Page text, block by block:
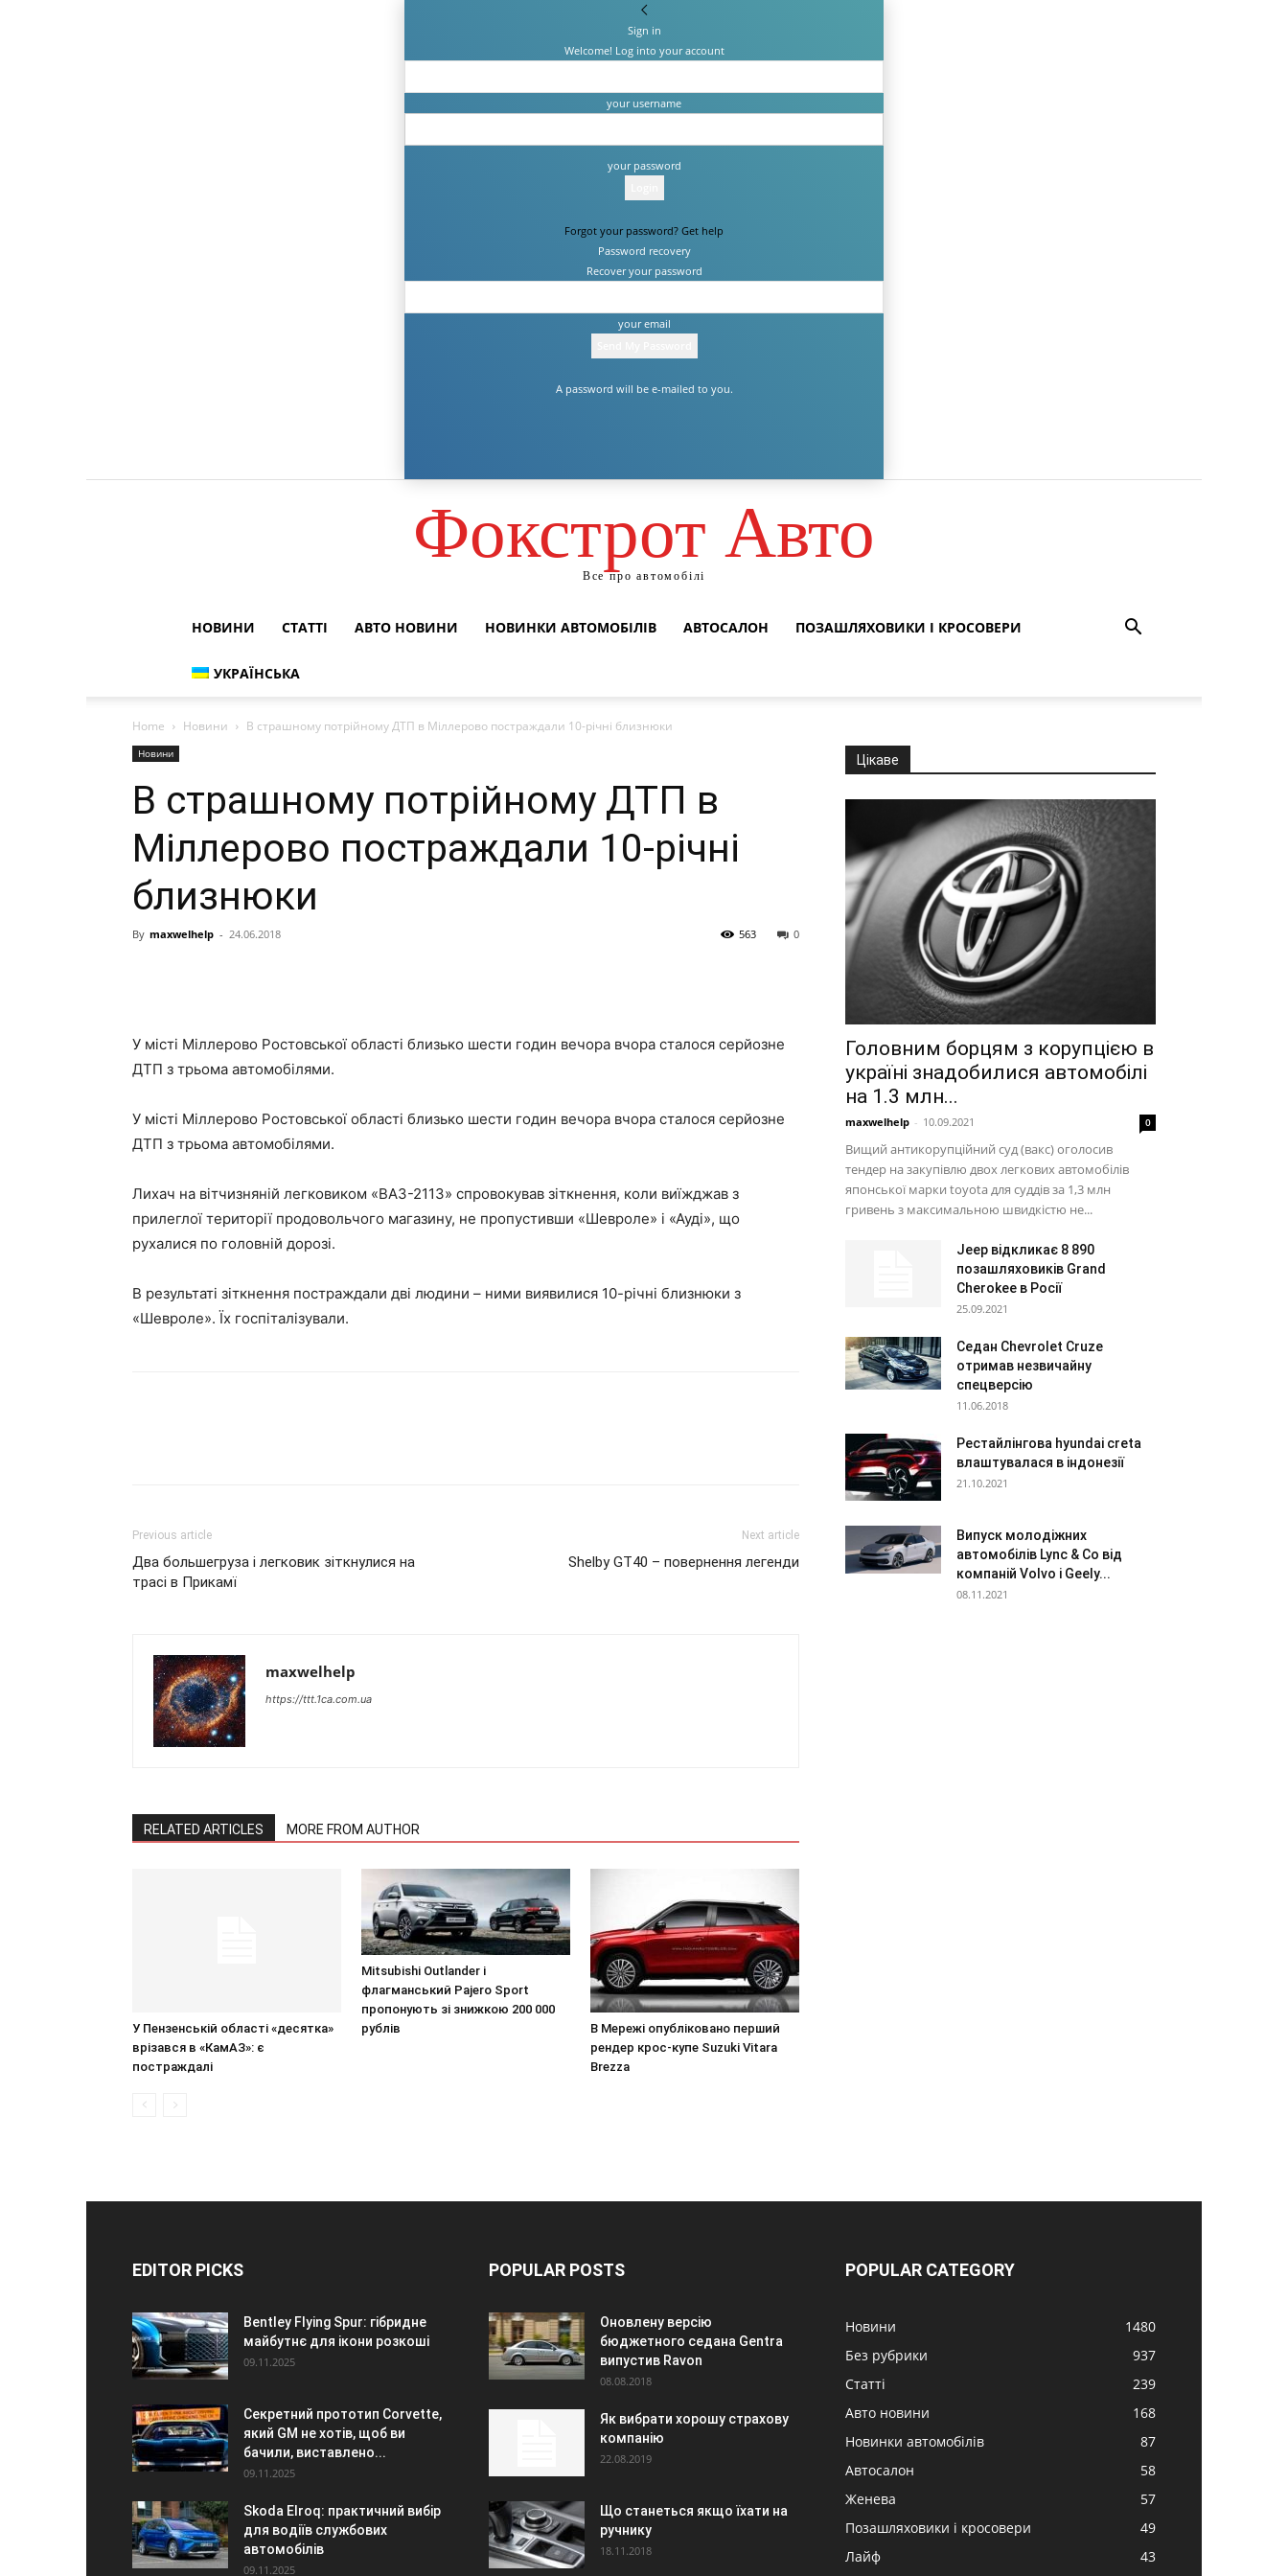
Sign in
Welcome! Log into your account
your username
your password
Forgot your password? Get help
Password recovery
Recover your password
your email
A password will be e-mailed to you.
Фокстрот Авто
Все про автомобілі
НОВИНИ СТАТТІ АВТО НОВИНИ НОВИНКИ АВТОМОБІЛІВ АВТОСАЛОН ПОЗАШЛЯХОВИКИ І КРОСОВЕРИ
УКРАЇНСЬКА
Home Новини В страшному потрійному ДТП в Міллерово постраждали 10-річні близнюки
Новини
В страшному потрійному ДТП в
Міллерово постраждали 10-річні
близнюки
By maxwelhelp - 24.06.2018 0
563
У місті Міллерово Ростовської області близько шести годин вечора вчора сталося серйозне
ДТП з трьома автомобілями.
У місті Міллерово Ростовської області близько шести годин вечора вчора сталося серйозне
ДТП з трьома автомобілями.
Лихач на вітчизняній легковиком «ВАЗ-2113» спровокував зіткнення, коли виїжджав з
прилеглої території продовольчого магазину, не пропустивши «Шевроле» і «Ауді», що
рухалися по головній дорозі.
В результаті зіткнення постраждали дві людини – ними виявилися 10-річні близнюки з
«Шевроле». Їх госпіталізували.
Previous article
Два большегруза і легковик зіткнулися на
трасі в Прикамї
Next article
Shelby GT40 – повернення легенди
maxwelhelp
https://ttt.1ca.com.ua
RELATED ARTICLES MORE FROM AUTHOR
У Пензенській області «десятка»
врізався в «КамАЗ»: є
постраждалі
Mitsubishi Outlander і
флагманський Pajero Sport
пропонують зі знижкою 200 000
рублів
В Мережі опубліковано перший
рендер крос-купе Suzuki Vitara
Brezza
Цікаве
Головним борцям з корупцією в
україні знадобилися автомобілі
на 1.3 млн...
maxwelhelp - 10.09.2021 0
Вищий антикорупційний суд (вакс) оголосив
тендер на закупівлю двох легкових автомобілів
японської марки toyota для суддів за 1,3 млн
гривень з максимальною швидкістю не...
Jeep відкликає 8 890
позашляховиків Grand
Cherokee в Росії
25.09.2021
Седан Chevrolet Cruze
отримав незвичайну
спецверсію
11.06.2018
Рестайлінгова hyundai creta
влаштувалася в індонезії
21.10.2021
Випуск молодіжних
автомобілів Lync & Co від
компаній Volvo і Geely...
08.11.2021
EDITOR PICKS
Bentley Flying Spur: гібридне
майбутнє для ікони розкоші
09.11.2025
Секретний прототип Corvette,
який GM не хотів, щоб ви
бачили, виставлено...
09.11.2025
Skoda Elroq: практичний вибір
для водіїв службових
автомобілів
09.11.2025
POPULAR POSTS
Оновлену версію
бюджетного седана Gentra
випустив Ravon
08.08.2018
Як вибрати хорошу страхову
компанію
22.08.2019
Що станеться якщо їхати на
ручнику
18.11.2018
POPULAR CATEGORY
Новини
1480
Без рубрики
937
Статті
239
Авто новини
168
Новинки автомобілів
87
Автосалон
58
Женева
57
Позашляховики і кросовери
49
Лайф
43